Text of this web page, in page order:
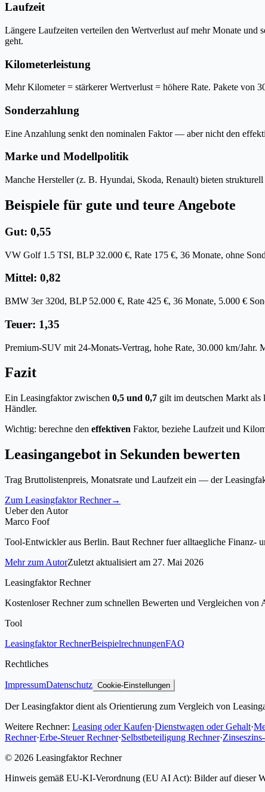
Laufzeit
Längere Laufzeiten verteilen den Wertverlust auf mehr Monate
geht.
Kilometerleistung
Mehr Kilometer = stärkerer Wertverlust = höhere Rate. Pakete von
Sonderzahlung
Eine Anzahlung senkt den nominalen Faktor — aber nicht den
Marke und Modellpolitik
Manche Hersteller (z. B. Hyundai, Skoda, Renault) bieten
Beispiele für gute und teure Angebote
Gut: 0,55
VW Golf 1.5 TSI, BLP 32.000 €, Rate 175 €, 36 Monate, ohne
Mittel: 0,82
BMW 3er 320d, BLP 52.000 €, Rate 425 €, 36 Monate, 5.000 €
Teuer: 1,35
Premium-SUV mit 24-Monats-Vertrag, hohe Rate, 30.000 km/
Fazit
Ein Leasingfaktor zwischen 0,5 und 0,7 gilt im deutschen Markt
Händler.
Wichtig: berechne den effektiven Faktor, beziehe Laufzeit und
Leasingangebot in Sekunden bewerten
Trag Bruttolistenpreis, Monatsrate und Laufzeit ein — der
Zum Leasingfaktor Rechner→
Ueber den Autor
Marco Foof
Tool-Entwickler aus Berlin. Baut Rechner fuer alltaegliche Finanz-
Mehr zum AutorZuletzt aktualisiert am 27. Mai 2026
Leasingfaktor Rechner
Kostenloser Rechner zum schnellen Bewerten und Vergleichen von
Tool
Leasingfaktor RechnerBeispielrechnungenFAQ
Rechtliches
ImpressumDatenschutz Cookie-Einstellungen
Der Leasingfaktor dient als Orientierung zum Vergleich von
Weitere Rechner: Leasing oder Kaufen·Dienstwagen oder Gehalt·
Rechner·Erbe-Steuer Rechner·Selbstbeteiligung Rechner·
© 2026 Leasingfaktor Rechner
Hinweis gemäß EU-KI-Verordnung (EU AI Act): Bilder auf dieser